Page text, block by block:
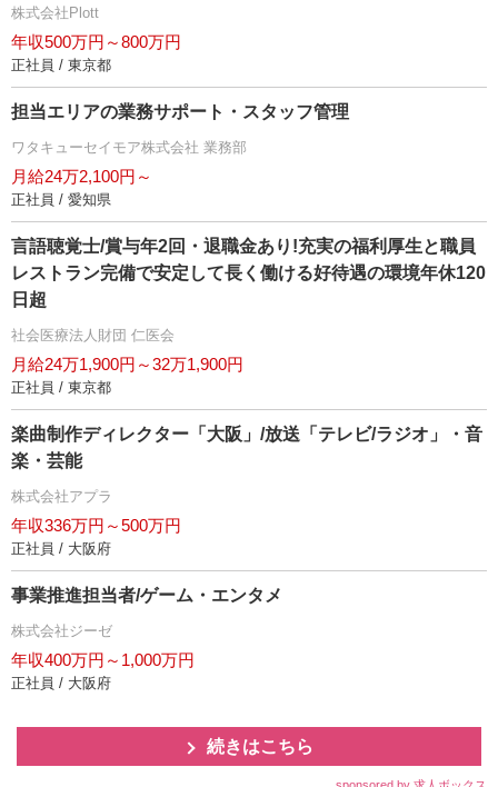
株式会社Plott
年収500万円～800万円
正社員 / 東京都
担当エリアの業務サポート・スタッフ管理
ワタキューセイモア株式会社 業務部
月給24万2,100円～
正社員 / 愛知県
言語聴覚士/賞与年2回・退職金あり!充実の福利厚生と職員
レストラン完備で安定して長く働ける好待遇の環境年休120
日超
社会医療法人財団 仁医会
月給24万1,900円～32万1,900円
正社員 / 東京都
楽曲制作ディレクター「大阪」/放送「テレビ/ラジオ」・音
楽・芸能
株式会社アプラ
年収336万円～500万円
正社員 / 大阪府
事業推進担当者/ゲーム・エンタメ
株式会社ジーゼ
年収400万円～1,000万円
正社員 / 大阪府
続きはこちら